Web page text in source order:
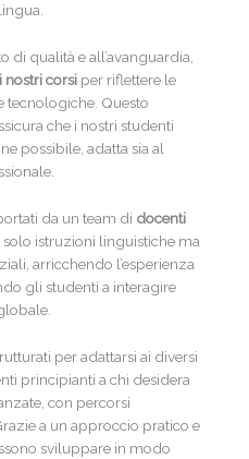
di qualità e all’avanguardia,
corsi per riflettere le
tecnologiche. Questo
che i nostri studenti
possibile, adatta sia al
da un team di docenti
solo istruzioni linguistiche ma
arricchendo l’esperienza
gli studenti a interagire
per adattarsi ai diversi
principianti a chi desidera
con percorsi
a un approccio pratico e
sviluppare in modo